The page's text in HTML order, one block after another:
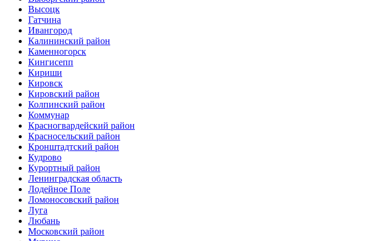
Высоцк
Гатчина
Ивангород
Калининский район
Каменногорск
Кингисепп
Кириши
Кировск
Кировский район
Колпинский район
Коммунар
Красногвардейский район
Красносельский район
Кронштадтский район
Кудрово
Курортный район
Ленинградская область
Лодейное Поле
Ломоносовский район
Луга
Любань
Московский район